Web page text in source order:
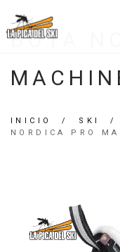
BOTA
INICIO / SKI
NORDICA PRO